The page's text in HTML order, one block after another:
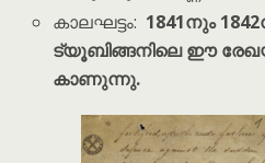
കാലഘട്ടം: 1841നും
ട്യൂബിങ്ങനിലെ ഈ
കാണുന്നു.